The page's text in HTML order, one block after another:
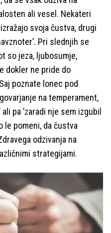
ali vesel. Nekateri
svoja čustva, drugi
Pri slednjih se
so jeza, ljubosumje,
dokler ne pride do
poznate lonec pod
na temperament,
pa ’zaradi nje sem izgubil
le pomeni, da čustva
odzivanja na
strategijami.